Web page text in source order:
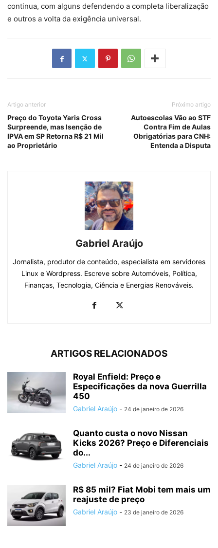
continua, com alguns defendendo a completa liberalização
e outros a volta da exigência universal.
Artigo anterior
Preço do Toyota Yaris Cross
Surpreende, mas Isenção de
IPVA em SP Retorna R$ 21 Mil
ao Proprietário
Próximo artigo
Autoescolas Vão ao STF
Contra Fim de Aulas
Obrigatórias para CNH:
Entenda a Disputa
Gabriel Araújo
Jornalista, produtor de conteúdo, especialista em servidores
Linux e Wordpress. Escreve sobre Automóveis, Política,
Finanças, Tecnologia, Ciência e Energias Renováveis.
ARTIGOS RELACIONADOS
Royal Enfield: Preço e
Especificações da nova Guerrilla
450
Gabriel Araújo - 24 de janeiro de 2026
Quanto custa o novo Nissan
Kicks 2026? Preço e Diferenciais
do...
Gabriel Araújo - 24 de janeiro de 2026
R$ 85 mil? Fiat Mobi tem mais um
reajuste de preço
Gabriel Araújo - 23 de janeiro de 2026